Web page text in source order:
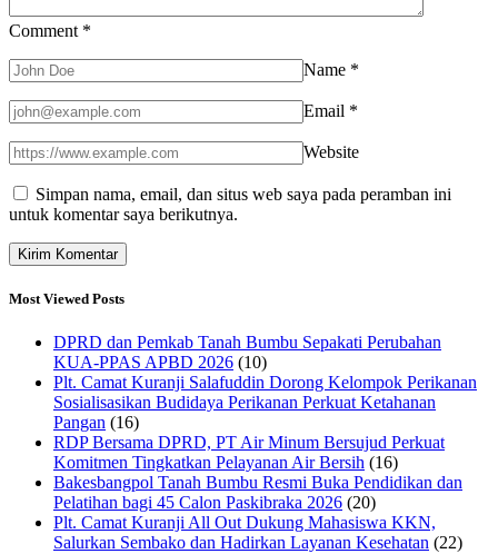
Comment *
Name *
Email *
Website
Simpan nama, email, dan situs web saya pada peramban ini
untuk komentar saya berikutnya.
Most Viewed Posts
DPRD dan Pemkab Tanah Bumbu Sepakati Perubahan
KUA-PPAS APBD 2026 (10)
Plt. Camat Kuranji Salafuddin Dorong Kelompok Perikanan
Sosialisasikan Budidaya Perikanan Perkuat Ketahanan
Pangan (16)
RDP Bersama DPRD, PT Air Minum Bersujud Perkuat
Komitmen Tingkatkan Pelayanan Air Bersih (16)
Bakesbangpol Tanah Bumbu Resmi Buka Pendidikan dan
Pelatihan bagi 45 Calon Paskibraka 2026 (20)
Plt. Camat Kuranji All Out Dukung Mahasiswa KKN,
Salurkan Sembako dan Hadirkan Layanan Kesehatan (22)